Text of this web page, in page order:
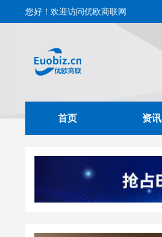
您好！欢迎访问优欧商联网
首页 资讯